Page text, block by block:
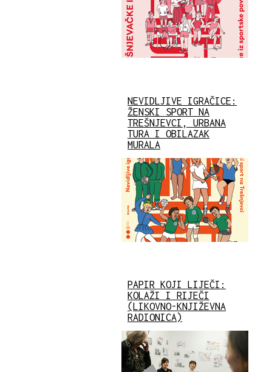
NEVIDLJIVE IGRAČICE:
ŽENSKI SPORT NA
TREŠNJEVCI, URBANA
TURA I OBILAZAK
MURALA
PAPIR KOJI LIJEČI:
KOLAŽI I RIJEČI
(LIKOVNO-KNJIŽEVNA
RADIONICA)